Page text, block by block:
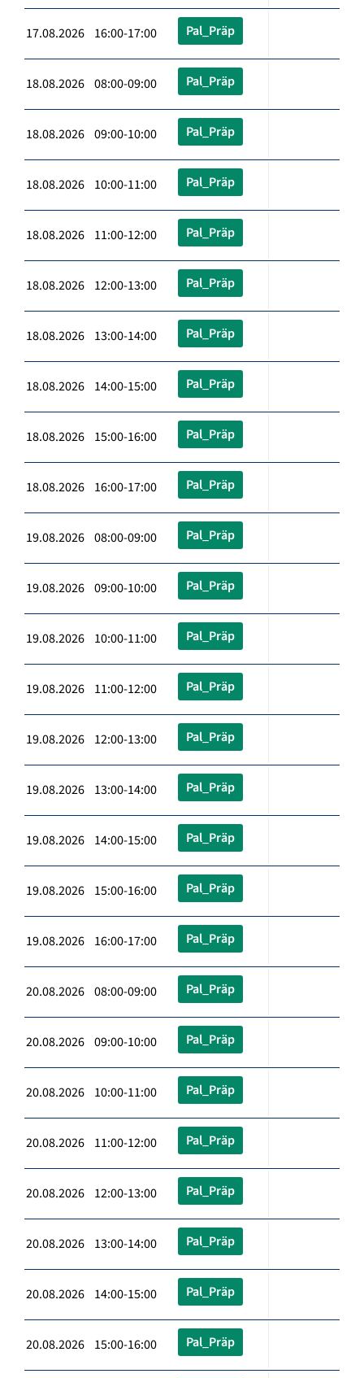
17.08.2026 16:00-17:00 Pal_Präp
18.08.2026 08:00-09:00 Pal_Präp
18.08.2026 09:00-10:00 Pal_Präp
18.08.2026 10:00-11:00 Pal_Präp
18.08.2026 11:00-12:00 Pal_Präp
18.08.2026 12:00-13:00 Pal_Präp
18.08.2026 13:00-14:00 Pal_Präp
18.08.2026 14:00-15:00 Pal_Präp
18.08.2026 15:00-16:00 Pal_Präp
18.08.2026 16:00-17:00 Pal_Präp
19.08.2026 08:00-09:00 Pal_Präp
19.08.2026 09:00-10:00 Pal_Präp
19.08.2026 10:00-11:00 Pal_Präp
19.08.2026 11:00-12:00 Pal_Präp
19.08.2026 12:00-13:00 Pal_Präp
19.08.2026 13:00-14:00 Pal_Präp
19.08.2026 14:00-15:00 Pal_Präp
19.08.2026 15:00-16:00 Pal_Präp
19.08.2026 16:00-17:00 Pal_Präp
20.08.2026 08:00-09:00 Pal_Präp
20.08.2026 09:00-10:00 Pal_Präp
20.08.2026 10:00-11:00 Pal_Präp
20.08.2026 11:00-12:00 Pal_Präp
20.08.2026 12:00-13:00 Pal_Präp
20.08.2026 13:00-14:00 Pal_Präp
20.08.2026 14:00-15:00 Pal_Präp
20.08.2026 15:00-16:00 Pal_Präp